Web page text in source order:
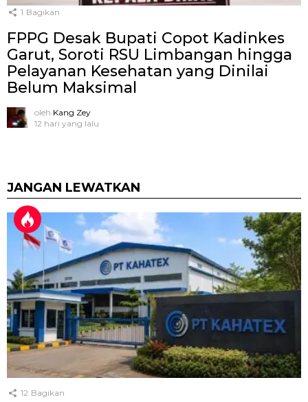
1 Bagikan
FPPG Desak Bupati Copot Kadinkes
Garut, Soroti RSU Limbangan hingga
Pelayanan Kesehatan yang Dinilai
Belum Maksimal
oleh Kang Zey
12 hari yang lalu
JANGAN LEWATKAN
12 Bagikan